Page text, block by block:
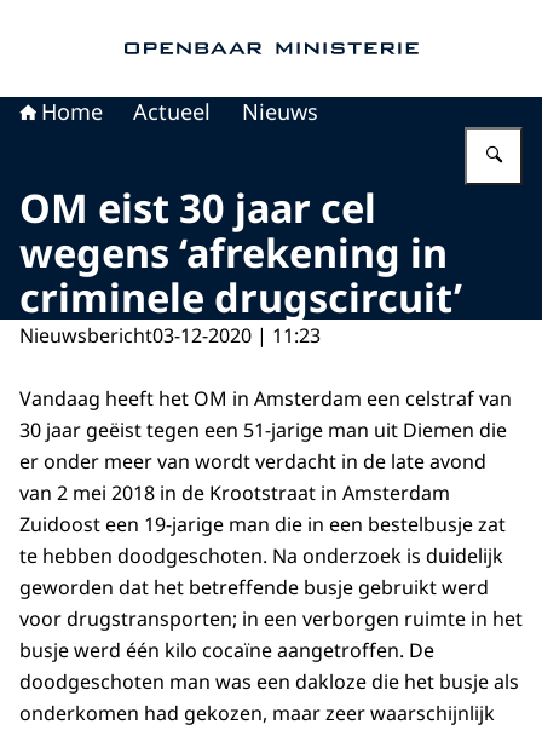
Home Actueel Nieuws
OM eist 30 jaar cel
wegens ‘afrekening in
criminele drugscircuit’
Nieuwsbericht03-12-2020 | 11:23
Vandaag heeft het OM in Amsterdam een celstraf van
30 jaar geëist tegen een 51-jarige man uit Diemen die
er onder meer van wordt verdacht in de late avond
van 2 mei 2018 in de Krootstraat in Amsterdam
Zuidoost een 19-jarige man die in een bestelbusje zat
te hebben doodgeschoten. Na onderzoek is duidelijk
geworden dat het betreffende busje gebruikt werd
voor drugstransporten; in een verborgen ruimte in het
busje werd één kilo cocaïne aangetroffen. De
doodgeschoten man was een dakloze die het busje als
onderkomen had gekozen, maar zeer waarschijnlijk